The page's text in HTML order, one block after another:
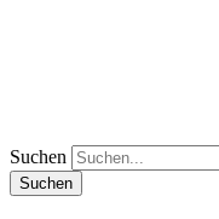
Suchen
Suchen